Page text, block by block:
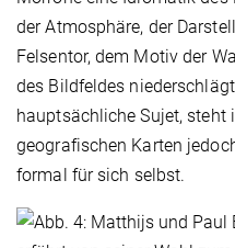
der Atmosphäre, der
Felsentor, dem Motiv der
des Bildfeldes
hauptsächliche Sujet, steht
geografischen Karten
formal für sich selbst.